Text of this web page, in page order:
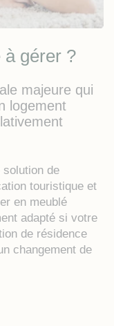
à gérer ?
majeure qui
logement
solution de
touristique et
en meublé
adapté si votre
de résidence
changement de